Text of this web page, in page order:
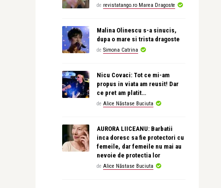
de revistatango.ro Marea Dragoste
Malina Olinescu s-a sinucis,
dupa o mare si trista dragoste
de Simona Catrina
Nicu Covaci: Tot ce mi-am
propus in viata am reusit! Dar
ce pret am platit…
de Alice Năstase Buciuta
AURORA LIICEANU: Barbatii
inca doresc sa fie protectori cu
femeile, dar femeile nu mai au
nevoie de protectia lor
de Alice Năstase Buciuta